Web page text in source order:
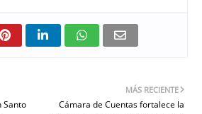
MÁS RECIENTE
Cámara de Cuentas fortalece la
Santo